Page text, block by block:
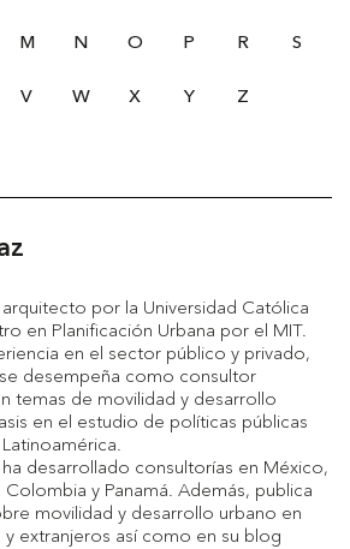
M N O P R S
V W X Y Z
por la Universidad Católica
en Planificación Urbana por el MIT.
en el sector público y privado,
desempeña como consultor
temas de movilidad y desarrollo
en el estudio de políticas públicas
desarrollado consultorías en México,
y Panamá. Además, publica
movilidad y desarrollo urbano en
extranjeros así como en su blog